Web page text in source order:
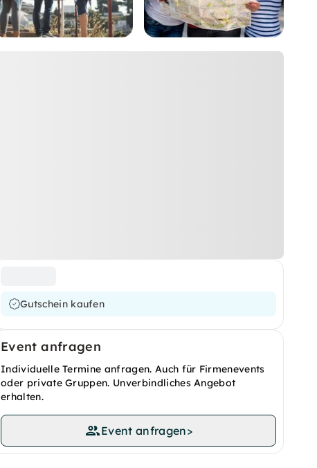
Gutschein kaufen
Event anfragen
Individuelle Termine anfragen. Auch für Firmenevents
oder private Gruppen. Unverbindliches Angebot
erhalten.
Event anfragen>